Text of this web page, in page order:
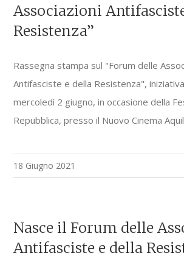
Associazioni
Resistenza”
Rassegna stampa sul "Forum delle
Antifasciste e della Resistenza",
mercoledì 2 giugno, in occasione della
Repubblica, presso il Nuovo Cinema
18 Giugno 2021
Nasce il Forum delle
Antifasciste e della